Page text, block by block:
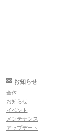
お知らせ
全体
お知らせ
イベント
メンテナンス
アップデート